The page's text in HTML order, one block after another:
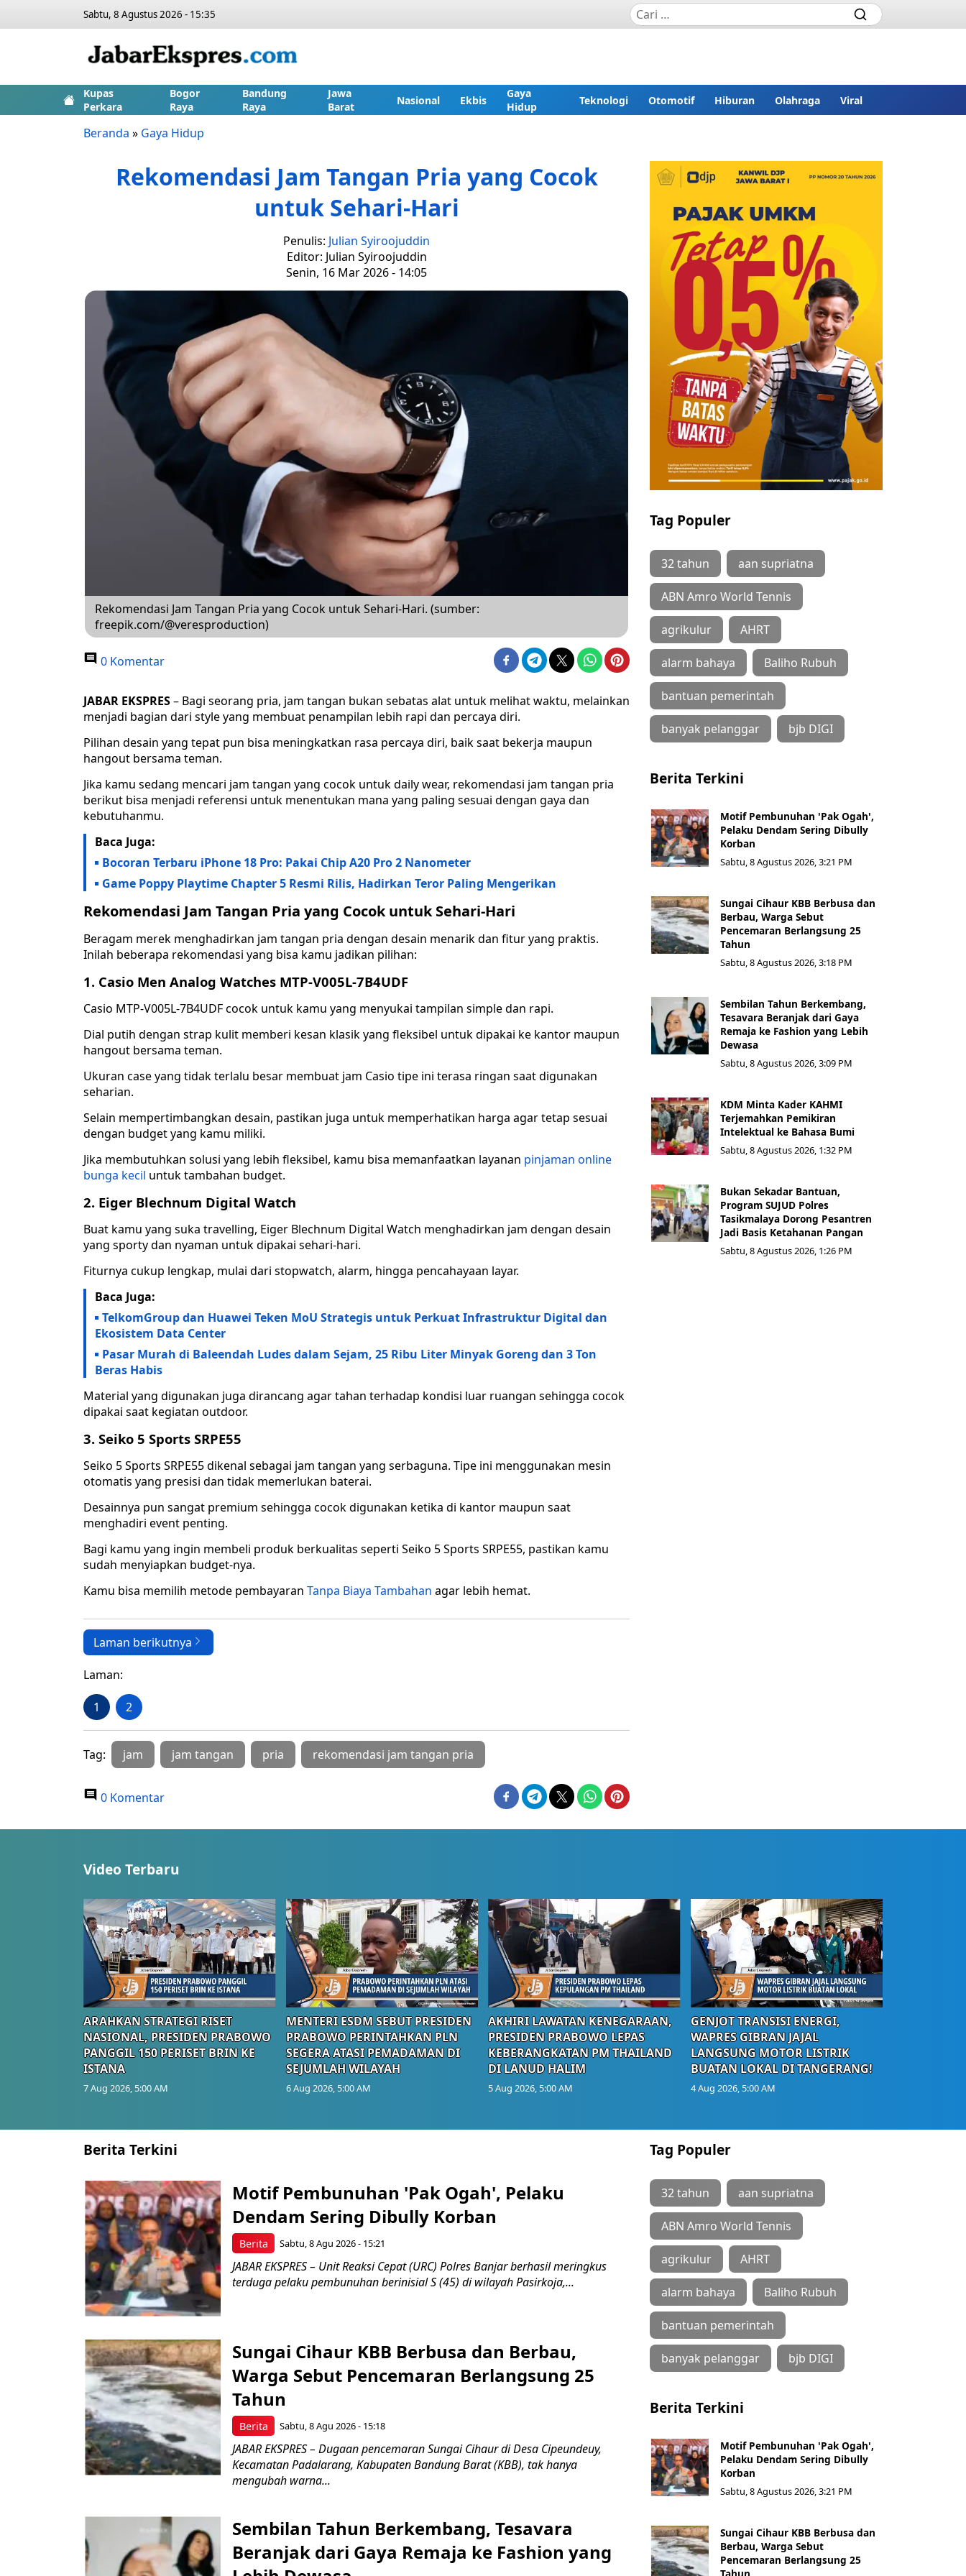
Sabtu, 8 Agustus 2026 - 15:35
Kupas
Perkara
Bogor
Raya
Bandung
Raya
Jawa
Barat
Nasional Ekbis
Gaya
Hidup
Teknologi Otomotif Hiburan Olahraga Viral
Beranda » Gaya Hidup
Rekomendasi Jam Tangan Pria yang Cocok
untuk Sehari-Hari
Penulis: Julian Syiroojuddin
Editor: Julian Syiroojuddin
Senin, 16 Mar 2026 - 14:05
Rekomendasi Jam Tangan Pria yang Cocok untuk Sehari-Hari. (sumber:
freepik.com/@veresproduction)
0 Komentar
JABAR EKSPRES– Bagi seorang pria, jam tangan bukan sebatas alat untuk melihat waktu, melainkan
menjadi bagian dari style yang membuat penampilan lebih rapi dan percaya diri.
Pilihan desain yang tepat pun bisa meningkatkan rasa percaya diri, baik saat bekerja maupun
hangout bersama teman.
Jika kamu sedang mencari jam tangan yang cocok untuk daily wear, rekomendasi jam tangan pria
berikut bisa menjadi referensi untuk menentukan mana yang paling sesuai dengan gaya dan
kebutuhanmu.
Baca Juga:
Bocoran Terbaru iPhone 18 Pro: Pakai Chip A20 Pro 2 Nanometer
Game Poppy Playtime Chapter 5 Resmi Rilis, Hadirkan Teror Paling Mengerikan
Rekomendasi Jam Tangan Pria yang Cocok untuk Sehari-Hari
Beragam merek menghadirkan jam tangan pria dengan desain menarik dan fitur yang praktis.
Inilah beberapa rekomendasi yang bisa kamu jadikan pilihan:
1. Casio Men Analog Watches MTP-V005L-7B4UDF
Casio MTP-V005L-7B4UDF cocok untuk kamu yang menyukai tampilan simple dan rapi.
Dial putih dengan strap kulit memberi kesan klasik yang fleksibel untuk dipakai ke kantor maupun
hangout bersama teman.
Ukuran case yang tidak terlalu besar membuat jam Casio tipe ini terasa ringan saat digunakan
seharian.
Selain mempertimbangkan desain, pastikan juga untuk memperhatikan harga agar tetap sesuai
dengan budget yang kamu miliki.
Jika membutuhkan solusi yang lebih fleksibel, kamu bisa memanfaatkan layanan pinjaman online
bunga kecil untuk tambahan budget.
2. Eiger Blechnum Digital Watch
Buat kamu yang suka travelling, Eiger Blechnum Digital Watch menghadirkan jam dengan desain
yang sporty dan nyaman untuk dipakai sehari-hari.
Fiturnya cukup lengkap, mulai dari stopwatch, alarm, hingga pencahayaan layar.
Baca Juga:
TelkomGroup dan Huawei Teken MoU Strategis untuk Perkuat Infrastruktur Digital dan
Ekosistem Data Center
Pasar Murah di Baleendah Ludes dalam Sejam, 25 Ribu Liter Minyak Goreng dan 3 Ton
Beras Habis
Material yang digunakan juga dirancang agar tahan terhadap kondisi luar ruangan sehingga cocok
dipakai saat kegiatan outdoor.
3. Seiko 5 Sports SRPE55
Seiko 5 Sports SRPE55 dikenal sebagai jam tangan yang serbaguna. Tipe ini menggunakan mesin
otomatis yang presisi dan tidak memerlukan baterai.
Desainnya pun sangat premium sehingga cocok digunakan ketika di kantor maupun saat
menghadiri event penting.
Bagi kamu yang ingin membeli produk berkualitas seperti Seiko 5 Sports SRPE55, pastikan kamu
sudah menyiapkan budget-nya.
Kamu bisa memilih metode pembayaran Tanpa Biaya Tambahan agar lebih hemat.
Laman berikutnya
Laman:
1 2
Tag: jam jam tangan pria rekomendasi jam tangan pria
0 Komentar
Tag Populer
32 tahun aan supriatna
ABN Amro World Tennis
agrikulur AHRT
alarm bahaya Baliho Rubuh
bantuan pemerintah
banyak pelanggar bjb DIGI
Berita Terkini
Motif Pembunuhan 'Pak Ogah',
Pelaku Dendam Sering Dibully
Korban
Sabtu, 8 Agustus 2026, 3:21 PM
Sungai Cihaur KBB Berbusa dan
Berbau, Warga Sebut
Pencemaran Berlangsung 25
Tahun
Sabtu, 8 Agustus 2026, 3:18 PM
Sembilan Tahun Berkembang,
Tesavara Beranjak dari Gaya
Remaja ke Fashion yang Lebih
Dewasa
Sabtu, 8 Agustus 2026, 3:09 PM
KDM Minta Kader KAHMI
Terjemahkan Pemikiran
Intelektual ke Bahasa Bumi
Sabtu, 8 Agustus 2026, 1:32 PM
Bukan Sekadar Bantuan,
Program SUJUD Polres
Tasikmalaya Dorong Pesantren
Jadi Basis Ketahanan Pangan
Sabtu, 8 Agustus 2026, 1:26 PM
Video Terbaru
ARAHKAN STRATEGI RISET
NASIONAL, PRESIDEN PRABOWO
PANGGIL 150 PERISET BRIN KE
ISTANA
7 Aug 2026, 5:00 AM
MENTERI ESDM SEBUT PRESIDEN
PRABOWO PERINTAHKAN PLN
SEGERA ATASI PEMADAMAN DI
SEJUMLAH WILAYAH
6 Aug 2026, 5:00 AM
AKHIRI LAWATAN KENEGARAAN,
PRESIDEN PRABOWO LEPAS
KEBERANGKATAN PM THAILAND
DI LANUD HALIM
5 Aug 2026, 5:00 AM
GENJOT TRANSISI ENERGI,
WAPRES GIBRAN JAJAL
LANGSUNG MOTOR LISTRIK
BUATAN LOKAL DI TANGERANG!
4 Aug 2026, 5:00 AM
Berita Terkini
Berita
Motif Pembunuhan 'Pak Ogah', Pelaku
Dendam Sering Dibully Korban
Sabtu, 8 Agu 2026 - 15:21
JABAR EKSPRES – Unit Reaksi Cepat (URC) Polres Banjar berhasil meringkus
terduga pelaku pembunuhan berinisial S (45) di wilayah Pasirkoja,...
Berita
Sungai Cihaur KBB Berbusa dan Berbau,
Warga Sebut Pencemaran Berlangsung 25
Tahun
Sabtu, 8 Agu 2026 - 15:18
JABAR EKSPRES – Dugaan pencemaran Sungai Cihaur di Desa Cipeundeuy,
Kecamatan Padalarang, Kabupaten Bandung Barat (KBB), tak hanya
mengubah warna...
Sembilan Tahun Berkembang, Tesavara
Beranjak dari Gaya Remaja ke Fashion yang
Tag Populer
32 tahun aan supriatna
ABN Amro World Tennis
agrikulur AHRT
alarm bahaya Baliho Rubuh
bantuan pemerintah
banyak pelanggar bjb DIGI
Berita Terkini
Motif Pembunuhan 'Pak Ogah',
Pelaku Dendam Sering Dibully
Korban
Sabtu, 8 Agustus 2026, 3:21 PM
Sungai Cihaur KBB Berbusa dan
Berbau, Warga Sebut
Pencemaran Berlangsung 25